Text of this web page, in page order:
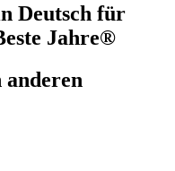
Deutsch für
Jahre®